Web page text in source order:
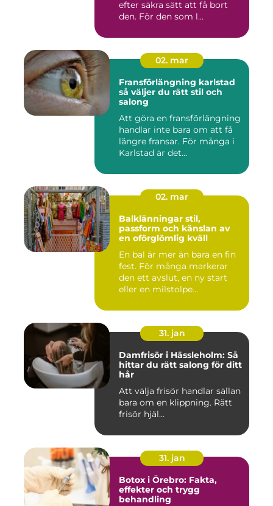
efter säkra sätt att få bort
den. För den som l...
02. mar
Fransförlängning karlstad
så väljer du rätt stil och
salong
Att göra en fransförlängning
handlar inte bara om att få
längre fransar. För många i
Karlstad är det...
02. mar
Balklänningar stil,
passform och känslan av
en oförglömlig kväll
En bal är mer än bara en fin
fest. För många markerar
den ett avslut, en ny start
eller en milstolpe...
31. jan
Damfrisör i Hässleholm: Så
hittar du rätt salong för ditt
hår
Att välja frisör handlar sällan
bara om en klippning. Rätt
frisör hjäl...
31. jan
Botox i Örebro: Fakta,
effekter och trygg
behandling